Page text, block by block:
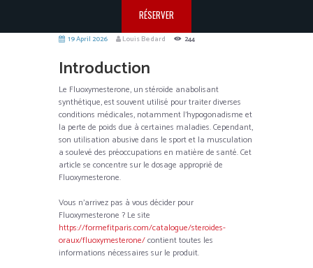
RÉSERVER
19 April 2026 Louis Bedard 244
Introduction
Le Fluoxymesterone, un stéroïde anabolisant
synthétique, est souvent utilisé pour traiter diverses
conditions médicales, notamment l’hypogonadisme et
la perte de poids due à certaines maladies. Cependant,
son utilisation abusive dans le sport et la musculation
a soulevé des préoccupations en matière de santé. Cet
article se concentre sur le dosage approprié de
Fluoxymesterone.
Vous n’arrivez pas à vous décider pour
Fluoxymesterone ? Le site
https://formefitparis.com/catalogue/steroides-
oraux/fluoxymesterone/contient toutes les
informations nécessaires sur le produit.